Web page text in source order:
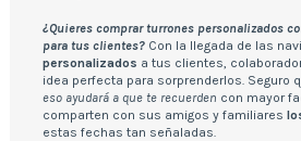
¿Quieres comprar turrones personalizados
para tus clientes? Con la llegada de las
personalizados a tus clientes,
idea perfecta para sorprenderlos. Seguro
eso ayudará a que te recuerden con mayor
comparten con sus amigos y familiares
estas fechas tan señaladas.